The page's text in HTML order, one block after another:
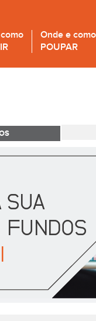
Onde e como
POUPAR